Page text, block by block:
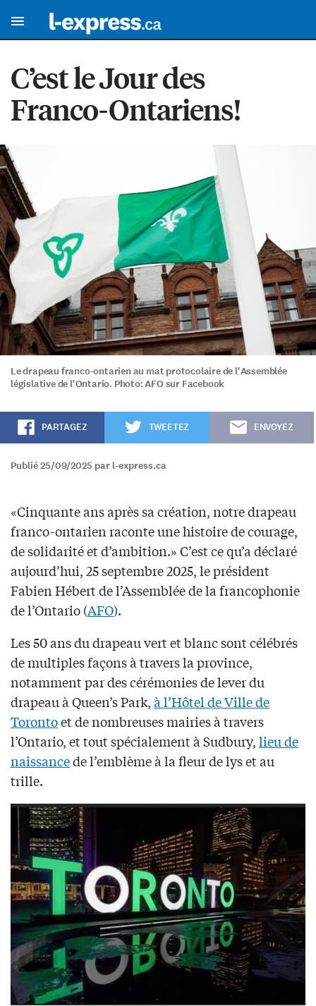
C’est le Jour des
Franco-Ontariens!
Le drapeau franco-ontarien au mat protocolaire de l'Assemblée
législative de l'Ontario. Photo: AFO sur Facebook
PARTAGEZ TWEETEZ ENVOYEZ
Publié 25/09/2025 par l-express.ca
«Cinquante ans après sa création, notre drapeau
franco-ontarien raconte une histoire de courage,
de solidarité et d’ambition.» C’est ce qu’a déclaré
aujourd’hui, 25 septembre 2025, le président
Fabien Hébert de l’Assemblée de la francophonie
de l’Ontario (AFO).
Les 50 ans du drapeau vert et blanc sont célébrés
de multiples façons à travers la province,
notamment par des cérémonies de lever du
drapeau à Queen’s Park,à l’Hôtel de Ville de
Torontoet de nombreuses mairies à travers
l’Ontario, et tout spécialement à Sudbury,lieu de
naissancede l’emblème à la fleur de lys et au
trille.